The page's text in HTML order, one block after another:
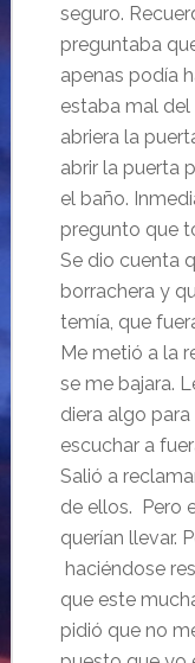
seguro.
preguntaba
apenas podía
estaba mal
abriera la
abrir la puerta
el baño.
pregunto que
Se dio cuenta
borrachera y
temía, que
Me metió a la
se me bajara.
diera algo
escuchar a
Salió a
de ellos. Pero
querían llevar.
haciéndose
que este
pidió que no